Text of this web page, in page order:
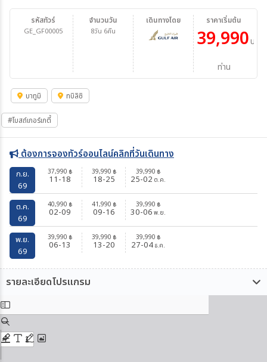
รหัสทัวร์
GE_GF00005
จำนวนวัน
8วัน 6คืน
ราคาเริ่มต้น
39,990บาท/
ท่าน
เดินทางโดย
บาทูมิ ทบิลิซิ
#โบสถ์เกอร์เกตี้
ต้องการจองทัวร์ออนไลน์คลิกที่วันเดินทาง
ก.ย.
69
37,990 ฿
11-18
39,990 ฿
18-25
39,990 ฿
25-02 ต.ค.
ต.ค.
69
40,990 ฿
02-09
41,990 ฿
09-16
39,990 ฿
30-06พ.ย.
พ.ย.
69
39,990 ฿
06-13
39,990 ฿
13-20
39,990 ฿
27-04 ธ.ค.
รายละเอียดโปรแกรม